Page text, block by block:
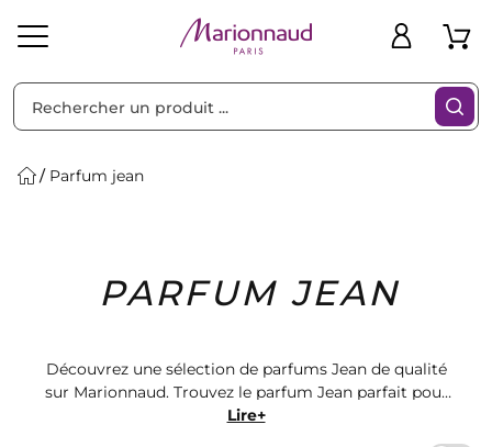
Solaire Homme Marques Idées
Cadeaux
Bons
Plans
Parfum jean
PARFUM JEAN
Découvrez une sélection de parfums Jean de qualité
sur Marionnaud. Trouvez le parfum Jean parfait pour
vous parmi notre large gamme de produits. Offrez-
Lire+
Filtres